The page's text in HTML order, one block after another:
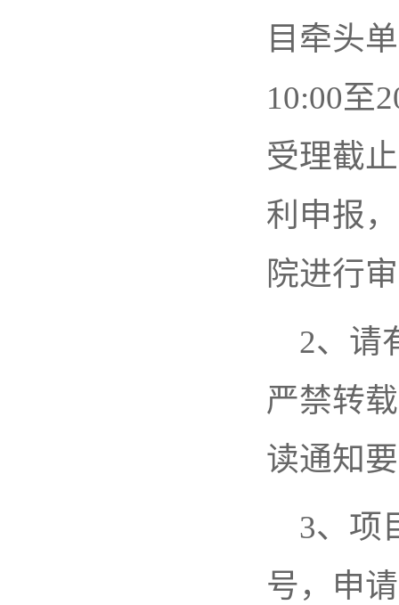
目牵头
10:00至
受理截
利申报
院进行
2、请
严禁转
读通知
3、项
号，申